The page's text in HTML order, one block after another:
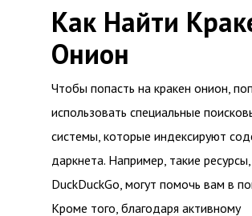
Как Найти
Онион
Чтобы попасть на кракен онион,
использовать специальные
системы, которые индексируют
даркнета. Например, такие ресурсы,
DuckDuckGo, могут помочь вам в
Кроме того, благодаря активному